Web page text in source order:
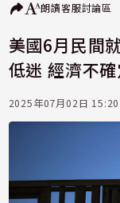
朗讀客服討論區
美國6月民間
低迷 經濟不
2025年07月02日